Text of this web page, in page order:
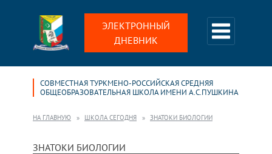
ЭЛЕКТРОННЫЙ
ДНЕВНИК
СОВМЕСТНАЯ ТУРКМЕНО-РОССИЙСКАЯ СРЕДНЯЯ
ОБЩЕОБРАЗОВАТЕЛЬНАЯ ШКОЛА ИМЕНИ А.С.ПУШКИНА
НА ГЛАВНУЮ ШКОЛА СЕГОДНЯ ЗНАТОКИ БИОЛОГИИ
ЗНАТОКИ БИОЛОГИИ